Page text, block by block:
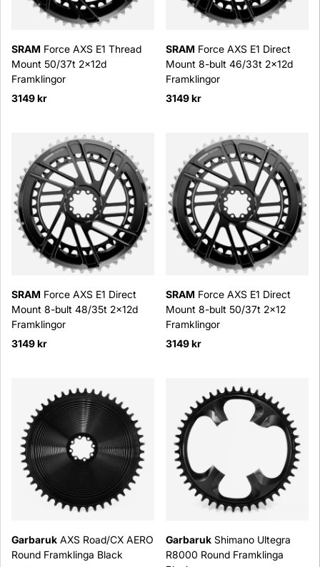
SRAM Force AXS E1 Thread
Mount 50/37t 2x12d
Framklingor
3149 kr
SRAM Force AXS E1 Direct
Mount 8-bult 46/33t 2x12d
Framklingor
3149 kr
SRAM Force AXS E1 Direct
Mount 8-bult 48/35t 2x12d
Framklingor
3149 kr
SRAM Force AXS E1 Direct
Mount 8-bult 50/37t 2x12
Framklingor
3149 kr
Garbaruk AXS Road/CX AERO
Round Framklinga Black
Garbaruk Shimano Ultegra
R8000 Round Framklinga